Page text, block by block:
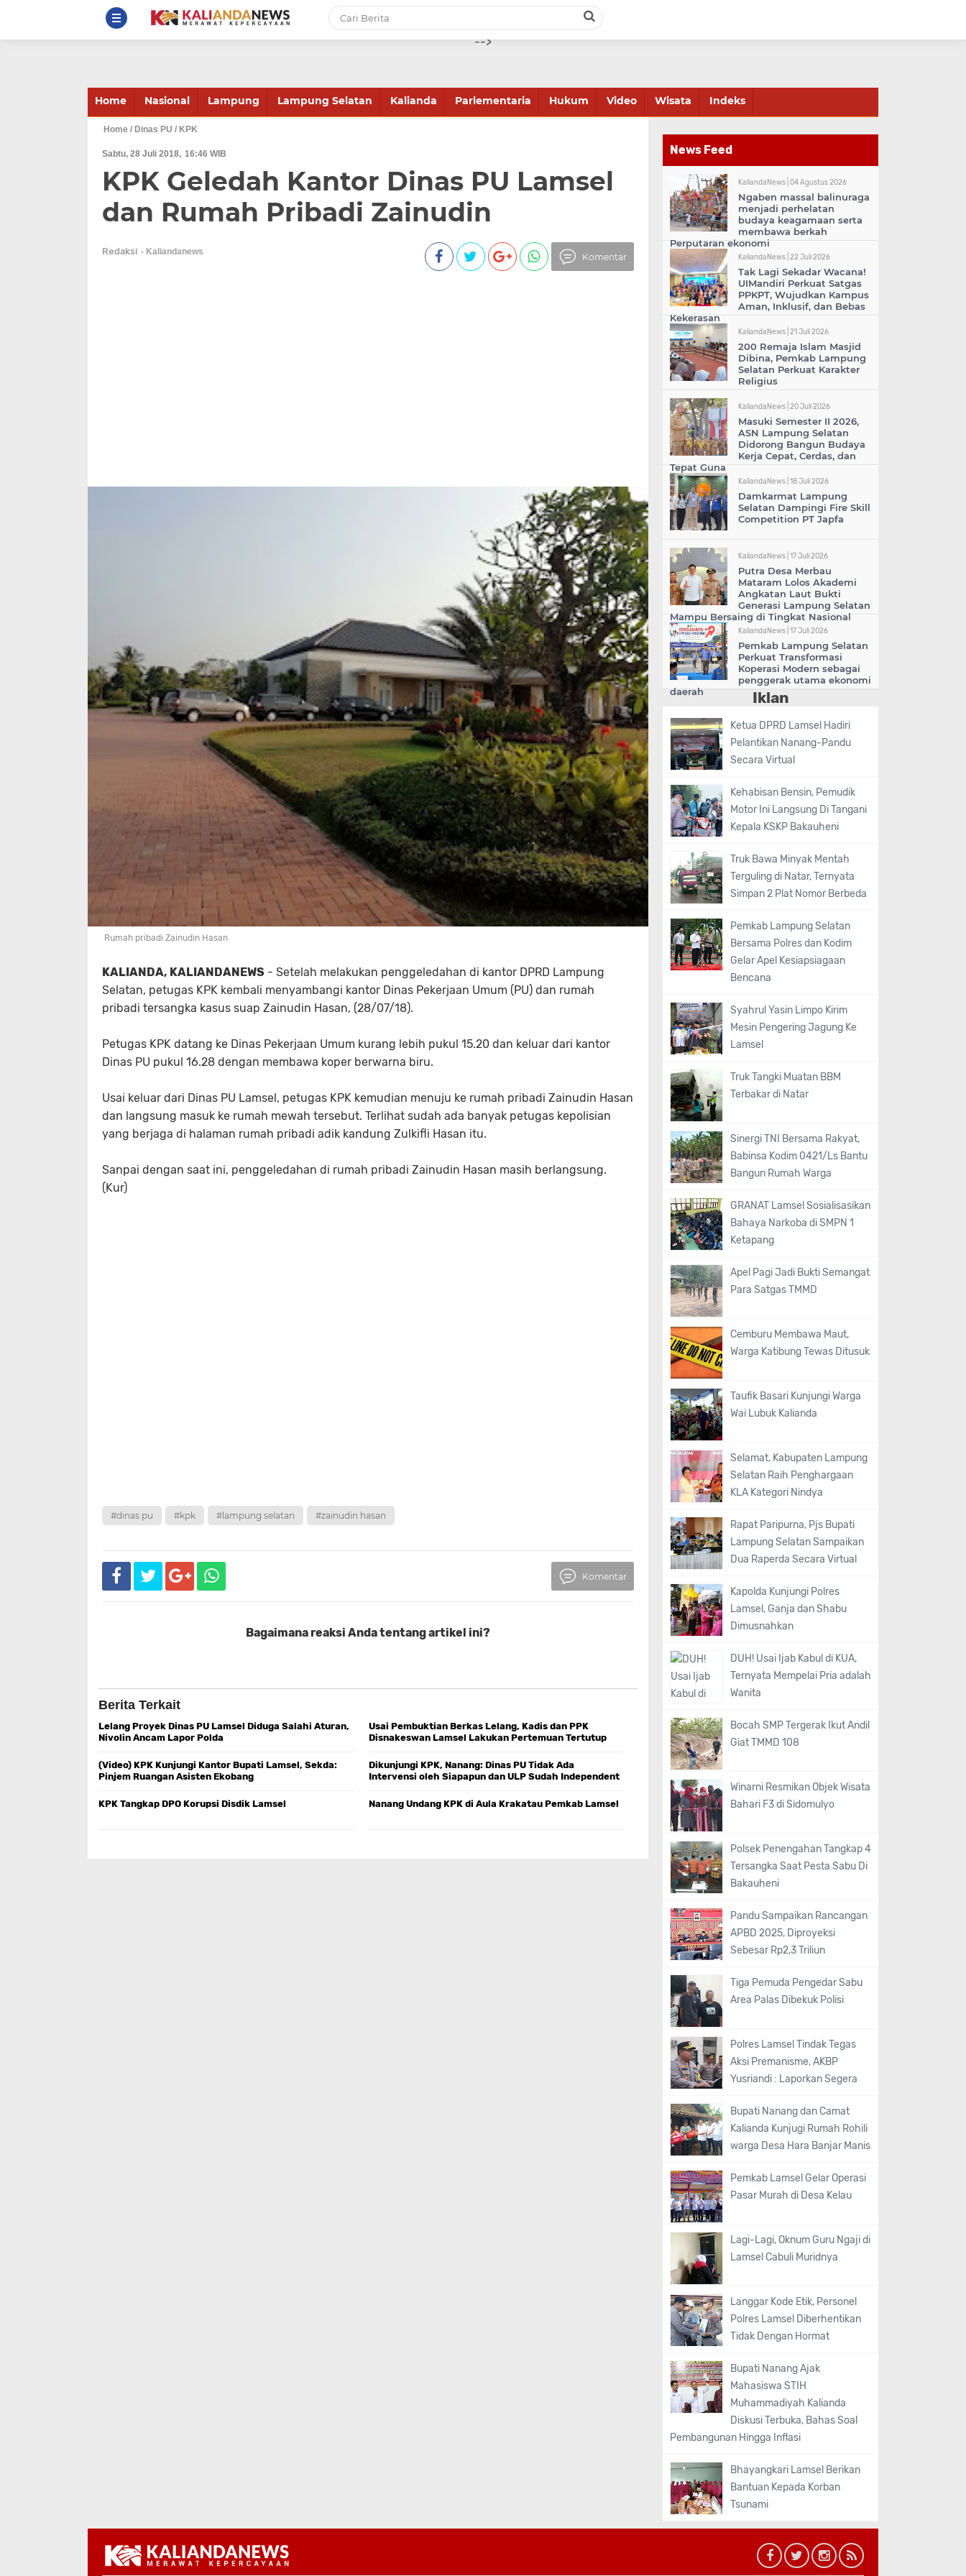
-->
Home Nasional Lampung Lampung Selatan Kalianda Parlementaria Hukum Video Wisata Indeks
Home / Dinas PU / KPK
Sabtu, 28 Juli 2018 16:46 WIB
KPK Geledah Kantor Dinas PU Lamsel
dan Rumah Pribadi Zainudin
Redaksi
Komentar
Rumah pribadi Zainudin Hasan
KALIANDA, KALIANDANEWS - Setelah melakukan penggeledahan di kantor DPRD Lampung
Selatan, petugas KPK kembali menyambangi kantor Dinas Pekerjaan Umum (PU) dan rumah
pribadi tersangka kasus suap Zainudin Hasan, (28/07/18).
Petugas KPK datang ke Dinas Pekerjaan Umum kurang lebih pukul 15.20 dan keluar dari kantor
Dinas PU pukul 16.28 dengan membawa koper berwarna biru.
Usai keluar dari Dinas PU Lamsel, petugas KPK kemudian menuju ke rumah pribadi Zainudin Hasan
dan langsung masuk ke rumah mewah tersebut. Terlihat sudah ada banyak petugas kepolisian
yang berjaga di halaman rumah pribadi adik kandung Zulkifli Hasan itu.
Sanpai dengan saat ini, penggeledahan di rumah pribadi Zainudin Hasan masih berlangsung.
(Kur)
#dinas pu #kpk #lampung selatan #zainudin hasan
Komentar
Bagaimana reaksi Anda tentang artikel ini?
Berita Terkait
Lelang Proyek Dinas PU Lamsel Diduga Salahi Aturan,
Nivolin Ancam Lapor Polda
Usai Pembuktian Berkas Lelang, Kadis dan PPK
Disnakeswan Lamsel Lakukan Pertemuan Tertutup
(Video) KPK Kunjungi Kantor Bupati Lamsel, Sekda:
Pinjem Ruangan Asisten Ekobang
Dikunjungi KPK, Nanang: Dinas PU Tidak Ada
Intervensi oleh Siapapun dan ULP Sudah Independent
KPK Tangkap DPO Korupsi Disdik Lamsel Nanang Undang KPK di Aula Krakatau Pemkab Lamsel
News Feed
KaliandaNews | 04 Agustus 2026
Ngaben massal balinuraga
menjadi perhelatan
budaya keagamaan serta
membawa berkah
Perputaran ekonomi
KaliandaNews | 22 Juli 2026
Tak Lagi Sekadar Wacana!
UIMandiri Perkuat Satgas
PPKPT, Wujudkan Kampus
Aman, Inklusif, dan Bebas
Kekerasan
KaliandaNews | 21 Juli 2026
200 Remaja Islam Masjid
Dibina, Pemkab Lampung
Selatan Perkuat Karakter
Religius
KaliandaNews | 20 Juli 2026
Masuki Semester II 2026,
ASN Lampung Selatan
Didorong Bangun Budaya
Kerja Cepat, Cerdas, dan
Tepat Guna
KaliandaNews | 18 Juli 2026
Damkarmat Lampung
Selatan Dampingi Fire Skill
Competition PT Japfa
KaliandaNews | 17 Juli 2026
Putra Desa Merbau
Mataram Lolos Akademi
Angkatan Laut Bukti
Generasi Lampung Selatan
Mampu Bersaing di Tingkat Nasional
KaliandaNews | 17 Juli 2026
Pemkab Lampung Selatan
Perkuat Transformasi
Koperasi Modern sebagai
penggerak utama ekonomi
daerah
Iklan
Ketua DPRD Lamsel Hadiri
Pelantikan Nanang-Pandu
Secara Virtual
Kehabisan Bensin, Pemudik
Motor Ini Langsung Di Tangani
Kepala KSKP Bakauheni
Truk Bawa Minyak Mentah
Terguling di Natar, Ternyata
Simpan 2 Plat Nomor Berbeda
Pemkab Lampung Selatan
Bersama Polres dan Kodim
Gelar Apel Kesiapsiagaan
Bencana
Syahrul Yasin Limpo Kirim
Mesin Pengering Jagung Ke
Lamsel
Truk Tangki Muatan BBM
Terbakar di Natar
Sinergi TNI Bersama Rakyat,
Babinsa Kodim 0421/Ls Bantu
Bangun Rumah Warga
GRANAT Lamsel Sosialisasikan
Bahaya Narkoba di SMPN 1
Ketapang
Apel Pagi Jadi Bukti Semangat
Para Satgas TMMD
Cemburu Membawa Maut,
Warga Katibung Tewas Ditusuk
Taufik Basari Kunjungi Warga
Wai Lubuk Kalianda
Selamat, Kabupaten Lampung
Selatan Raih Penghargaan
KLA Kategori Nindya
Rapat Paripurna, Pjs Bupati
Lampung Selatan Sampaikan
Dua Raperda Secara Virtual
Kapolda Kunjungi Polres
Lamsel, Ganja dan Shabu
Dimusnahkan
DUH! Usai Ijab Kabul di KUA,
Ternyata Mempelai Pria adalah
Wanita
Bocah SMP Tergerak Ikut Andil
Giat TMMD 108
Winarni Resmikan Objek Wisata
Bahari F3 di Sidomulyo
Polsek Penengahan Tangkap 4
Tersangka Saat Pesta Sabu Di
Bakauheni
Pandu Sampaikan Rancangan
APBD 2025, Diproyeksi
Sebesar Rp2,3 Triliun
Tiga Pemuda Pengedar Sabu
Area Palas Dibekuk Polisi
Polres Lamsel Tindak Tegas
Aksi Premanisme, AKBP
Yusriandi : Laporkan Segera
Bupati Nanang dan Camat
Kalianda Kunjugi Rumah Rohili
warga Desa Hara Banjar Manis
Pemkab Lamsel Gelar Operasi
Pasar Murah di Desa Kelau
Lagi-Lagi, Oknum Guru Ngaji di
Lamsel Cabuli Muridnya
Langgar Kode Etik, Personel
Polres Lamsel Diberhentikan
Tidak Dengan Hormat
Bupati Nanang Ajak
Mahasiswa STIH
Muhammadiyah Kalianda
Diskusi Terbuka, Bahas Soal
Pembangunan Hingga Inflasi
Bhayangkari Lamsel Berikan
Bantuan Kepada Korban
Tsunami